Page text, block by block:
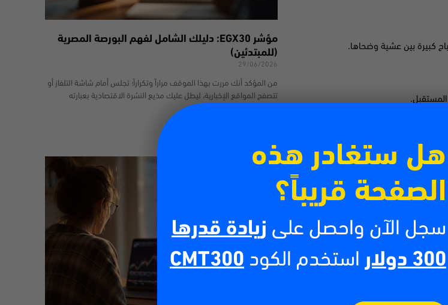
كبيرة بين عشية وضحاها.
هذه الخطوات، ستكون
مهاراتك، وستتمكن
واسعة من الأصول مثل:
مؤشر EGX30: دليلك الشامل لفهم البورصة المصرية
(للمبتدئين)
29/06/2026
من المؤكد أنك مررت بهذا الموقف مراراً وتكراراً؛ تجلس أمام شاشة التلفاز أو
تتصفح المواقع الإخبارية، ليطل عليك مذيع النشرة الاقتصادية بعبارته
هل ستغادر هذه
الصفحة قريباً؟
سجل الآن واحصل على زيادة قدرها
300 دولار
استخدم الكود CMT300